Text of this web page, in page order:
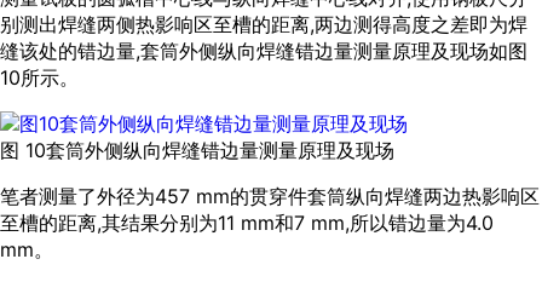
别测出焊缝两侧热影响区至槽的距离,两边测得高度之差即为焊
缝该处的错边量,套筒外侧纵向焊缝错边量测量原理及现场如图
10所示。
图 10套筒外侧纵向焊缝错边量测量原理及现场
笔者测量了外径为457 mm的贯穿件套筒纵向焊缝两边热影响区
至槽的距离,其结果分别为11 mm和7 mm,所以错边量为4.0
mm。